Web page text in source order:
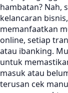
hambatan? Nah,
kelancaran
memanfaatkan
online, setiap
atau ibanking.
untuk
masuk atau
terusan cek